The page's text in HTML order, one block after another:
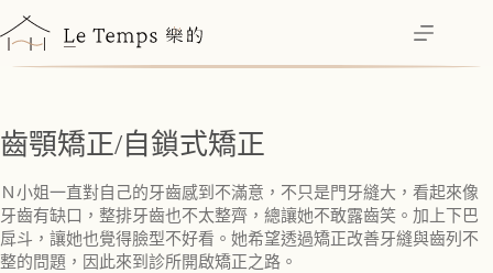
至
主
容
齒顎矯正/自鎖式矯正
Ｎ小姐一直對自己的牙齒感到不滿意，不只是門牙縫大，看起來像
牙齒有缺口，整排牙齒也不太整齊，總讓她不敢露齒笑。加上下巴
戽斗，讓她也覺得臉型不好看。她希望透過矯正改善牙縫與齒列不
整的問題，因此來到診所開啟矯正之路。